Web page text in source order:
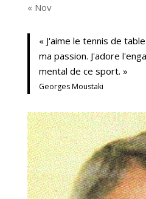
« Nov
« J'aime le tennis de
ma passion. J'adore
mental de ce sport. »
Georges Moustaki